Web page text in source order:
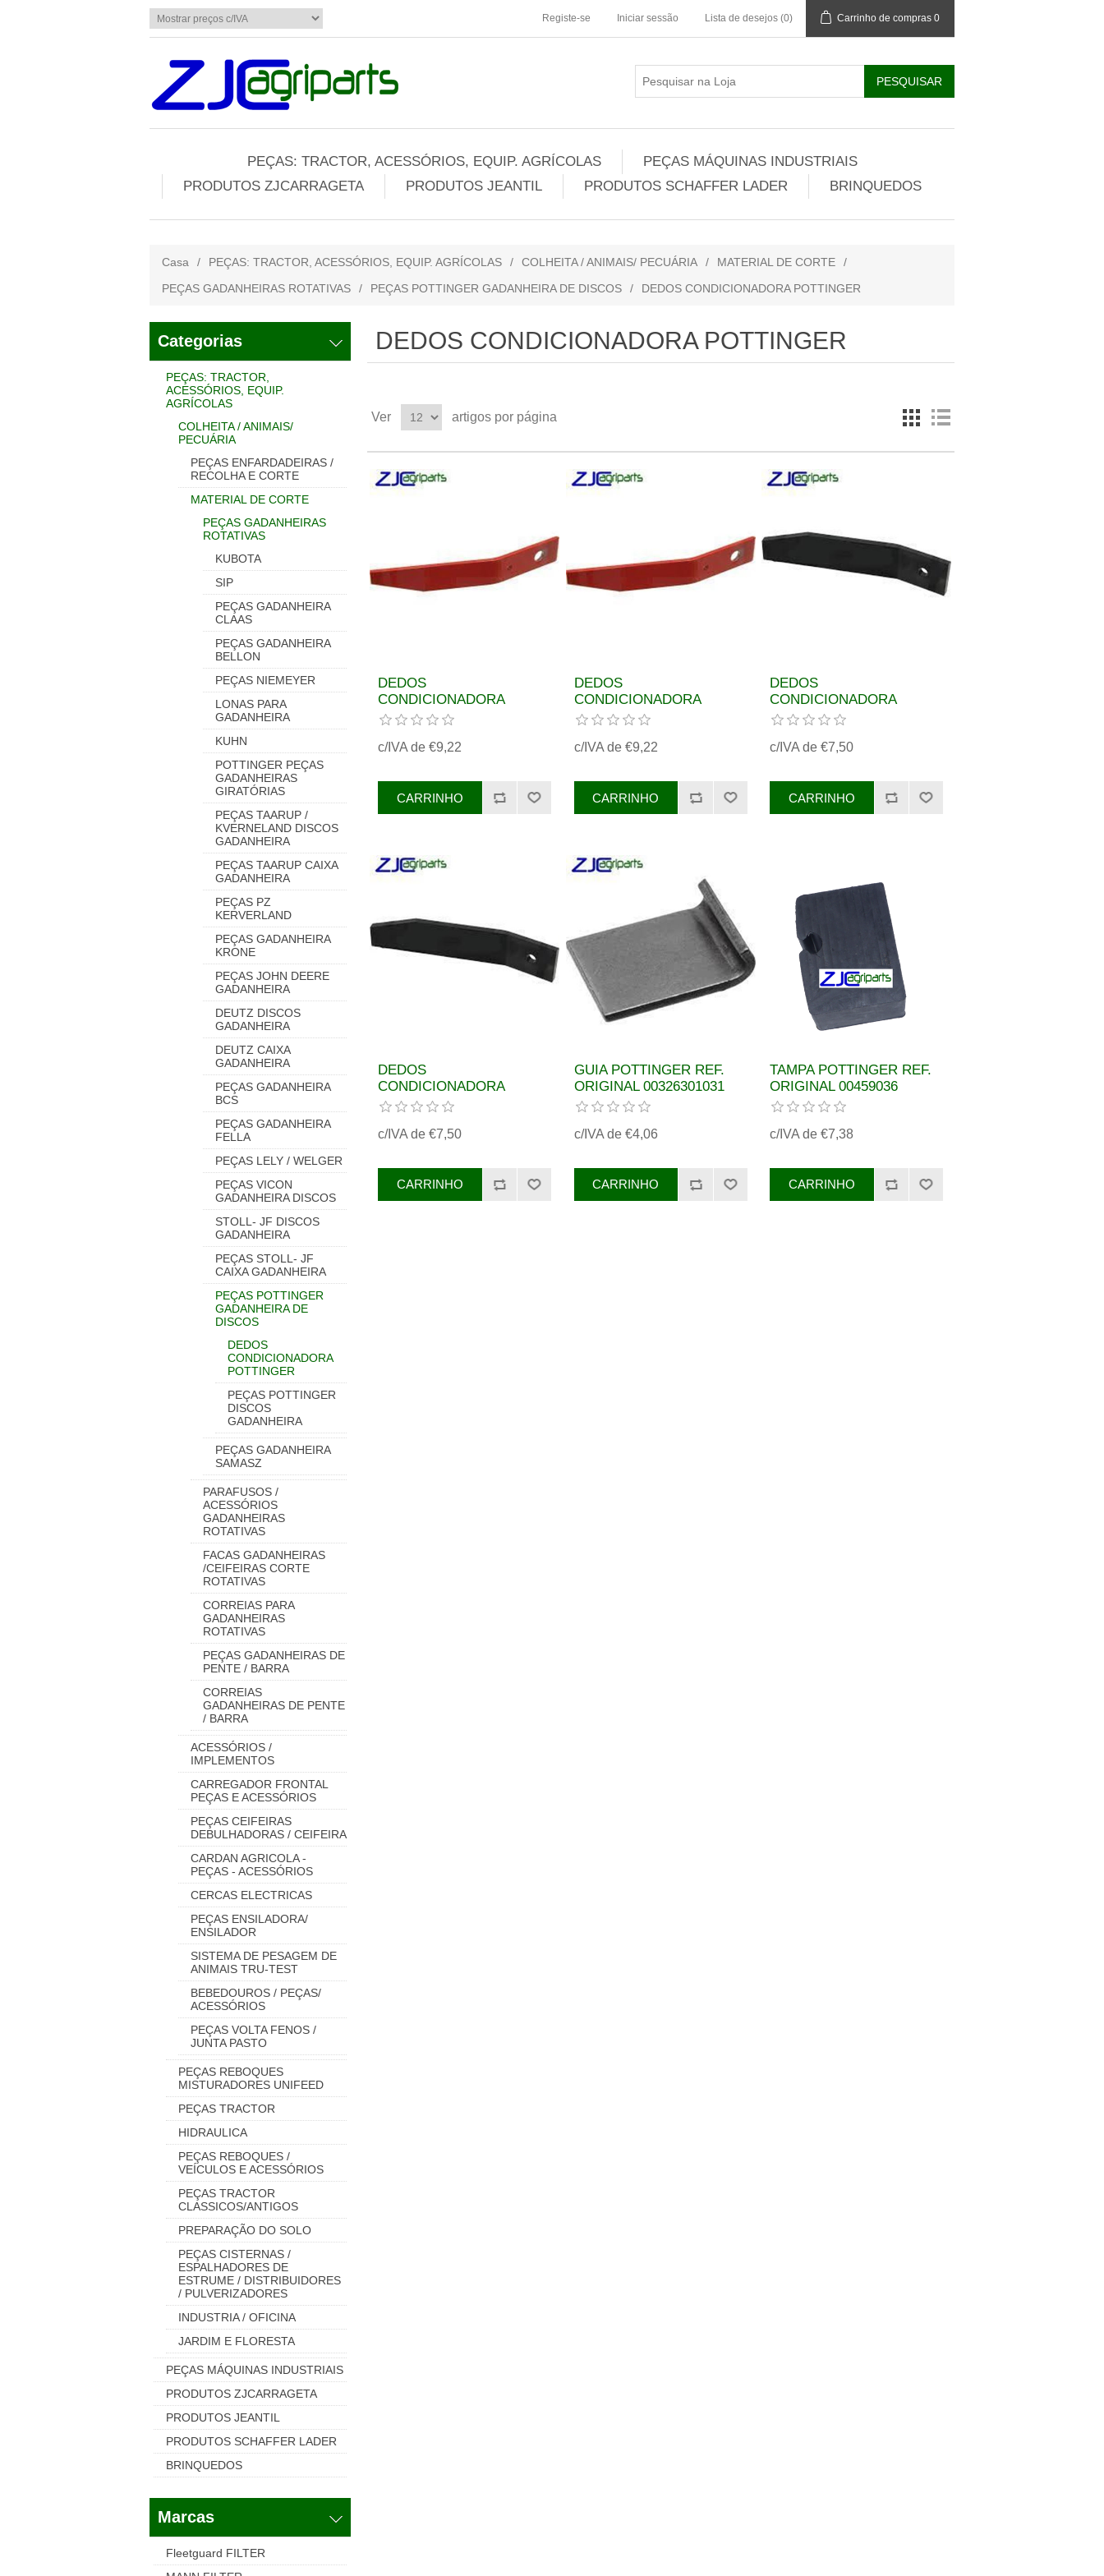
Registe-se Iniciar sessão Lista de desejos (0) Carrinho de compras 0
PEÇAS: TRACTOR, ACESSÓRIOS, EQUIP. AGRÍCOLAS
PEÇAS MÁQUINAS INDUSTRIAIS
PRODUTOS ZJCARRAGETA
PRODUTOS JEANTIL PRODUTOS SCHAFFER LADER BRINQUEDOS
Casa / PEÇAS: TRACTOR, ACESSÓRIOS, EQUIP. AGRÍCOLAS / COLHEITA / ANIMAIS/ PECUÁRIA / MATERIAL DE CORTE
/
PEÇAS GADANHEIRAS ROTATIVAS
/ PEÇAS POTTINGER GADANHEIRA DE DISCOS / DEDOS CONDICIONADORA POTTINGER
Categorias
PEÇAS: TRACTOR,
ACESSÓRIOS, EQUIP.
AGRÍCOLAS
COLHEITA / ANIMAIS/
PECUÁRIA
PEÇAS ENFARDADEIRAS /
RECOLHA E CORTE
MATERIAL DE CORTE
PEÇAS GADANHEIRAS
ROTATIVAS
KUBOTA
SIP
PEÇAS GADANHEIRA
CLAAS
PEÇAS GADANHEIRA
BELLON
PEÇAS NIEMEYER
LONAS PARA
GADANHEIRA
KUHN
POTTINGER PEÇAS
GADANHEIRAS
GIRATÓRIAS
PEÇAS TAARUP /
KVERNELAND DISCOS
GADANHEIRA
PEÇAS TAARUP CAIXA
GADANHEIRA
PEÇAS PZ
KERVERLAND
PEÇAS GADANHEIRA
KRONE
PEÇAS JOHN DEERE
GADANHEIRA
DEUTZ DISCOS
GADANHEIRA
DEUTZ CAIXA
GADANHEIRA
PEÇAS GADANHEIRA
BCS
PEÇAS GADANHEIRA
FELLA
PEÇAS LELY / WELGER
PEÇAS VICON
GADANHEIRA DISCOS
STOLL- JF DISCOS
GADANHEIRA
PEÇAS STOLL- JF
CAIXA GADANHEIRA
PEÇAS POTTINGER
GADANHEIRA DE
DISCOS
DEDOS
CONDICIONADORA
POTTINGER
PEÇAS POTTINGER
DISCOS
GADANHEIRA
PEÇAS GADANHEIRA
SAMASZ
PARAFUSOS /
ACESSÓRIOS
GADANHEIRAS
ROTATIVAS
FACAS GADANHEIRAS
/CEIFEIRAS CORTE
ROTATIVAS
CORREIAS PARA
GADANHEIRAS
ROTATIVAS
PEÇAS GADANHEIRAS DE
PENTE / BARRA
CORREIAS
GADANHEIRAS DE PENTE
/ BARRA
ACESSÓRIOS /
IMPLEMENTOS
CARREGADOR FRONTAL
PEÇAS E ACESSÓRIOS
PEÇAS CEIFEIRAS
DEBULHADORAS / CEIFEIRA
CARDAN AGRICOLA -
PEÇAS - ACESSÓRIOS
CERCAS ELECTRICAS
PEÇAS ENSILADORA/
ENSILADOR
SISTEMA DE PESAGEM DE
ANIMAIS TRU-TEST
BEBEDOUROS / PEÇAS/
ACESSÓRIOS
PEÇAS VOLTA FENOS /
JUNTA PASTO
PEÇAS REBOQUES
MISTURADORES UNIFEED
PEÇAS TRACTOR
HIDRAULICA
PEÇAS REBOQUES /
VEÍCULOS E ACESSÓRIOS
PEÇAS TRACTOR
CLASSICOS/ANTIGOS
PREPARAÇÃO DO SOLO
PEÇAS CISTERNAS /
ESPALHADORES DE
ESTRUME / DISTRIBUIDORES
/ PULVERIZADORES
INDUSTRIA / OFICINA
JARDIM E FLORESTA
PEÇAS MÁQUINAS INDUSTRIAIS
PRODUTOS ZJCARRAGETA
PRODUTOS JEANTIL
PRODUTOS SCHAFFER LADER
BRINQUEDOS
Marcas
Fleetguard FILTER
DEDOS CONDICIONADORA POTTINGER
Ver artigos por página
DEDOS
CONDICIONADORA
POTTINGER REF.
c/IVA de €9,22
DEDOS
CONDICIONADORA
POTTINGER REF.
c/IVA de €9,22
DEDOS
CONDICIONADORA
DIREITO POTTINGER REF.
c/IVA de €7,50
DEDOS
CONDICIONADORA
ESQUERDO POTTINGER
c/IVA de €7,50
GUIA POTTINGER REF.
ORIGINAL 00326301031
c/IVA de €4,06
TAMPA POTTINGER REF.
ORIGINAL 00459036
c/IVA de €7,38